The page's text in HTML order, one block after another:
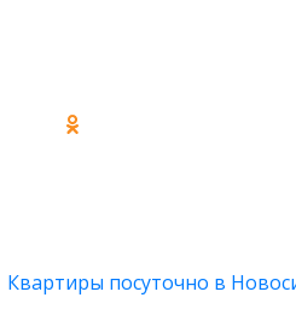
Квартиры посуточно в